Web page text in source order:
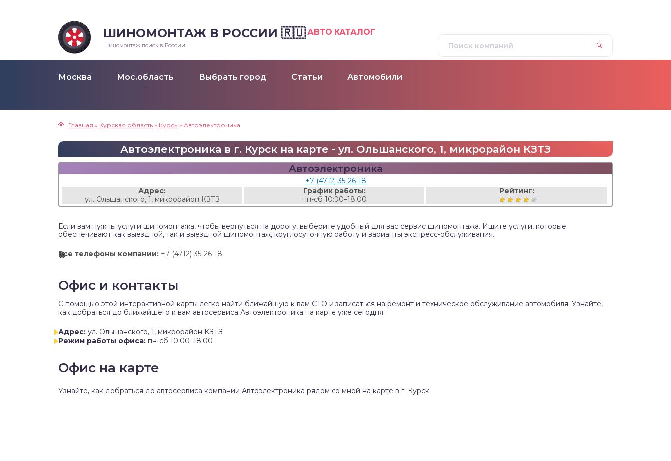
ШИНОМОНТАЖ В РОССИИ 🇷🇺 АВТО КАТАЛОГ
Шиномонтаж поиск в России
Москва Мос.область Выбрать город Статьи Автомобили
Главная » Курская область » Курск » Автоэлектроника
Автоэлектроника в г. Курск на карте - ул. Ольшанского, 1, микрорайон КЗТЗ
Автоэлектроника
+7 (4712) 35-26-18
Адрес:
ул. Ольшанского, 1, микрорайон КЗТЗ
График работы:
пн-сб 10:00–18:00
Рейтинг:
Если вам нужны услуги шиномонтажа, чтобы вернуться на дорогу, выберите удобный для вас сервис шиномонтажа. Ищите услуги, которые
обеспечивают как выездной, так и выездной шиномонтаж, круглосуточную работу и варианты экспресс-обслуживания.
Все телефоны компании: +7 (4712) 35-26-18
Офис и контакты
C помощью этой интерактивной карты легко найти ближайшую к вам СТО и записаться на ремонт и техническое обслуживание автомобиля. Узнайте,
как добраться до ближайшего к вам автосервиса Автоэлектроника на карте уже сегодня.
Адрес: ул. Ольшанского, 1, микрорайон КЗТЗ
Режим работы офиса: пн-сб 10:00–18:00
Офис на карте
Узнайте, как добраться до автосервиса компании Автоэлектроника рядом со мной на карте в г. Курск